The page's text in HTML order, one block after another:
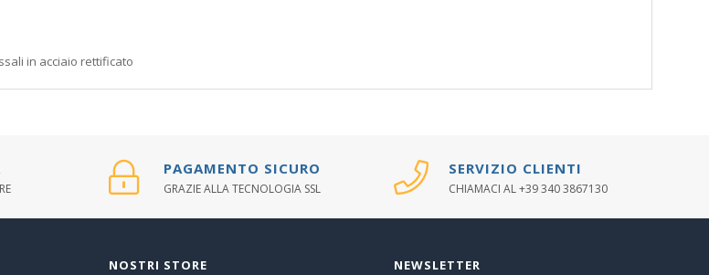
in acciaio rettificato
PAGAMENTO SICURO
GRAZIE ALLA TECNOLOGIA SSL
SERVIZIO CLIENTI
CHIAMACI AL +39 340 3867130
NOSTRI STORE NEWSLETTER